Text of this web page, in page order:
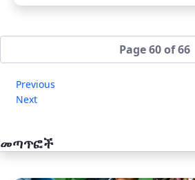
Page 60 of 66
Previous
Next
መጣጥፎች